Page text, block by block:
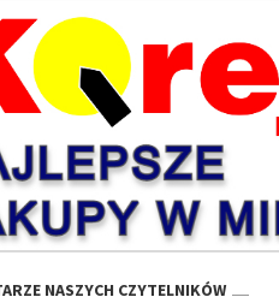
NASZYCH CZYTELNIKÓW